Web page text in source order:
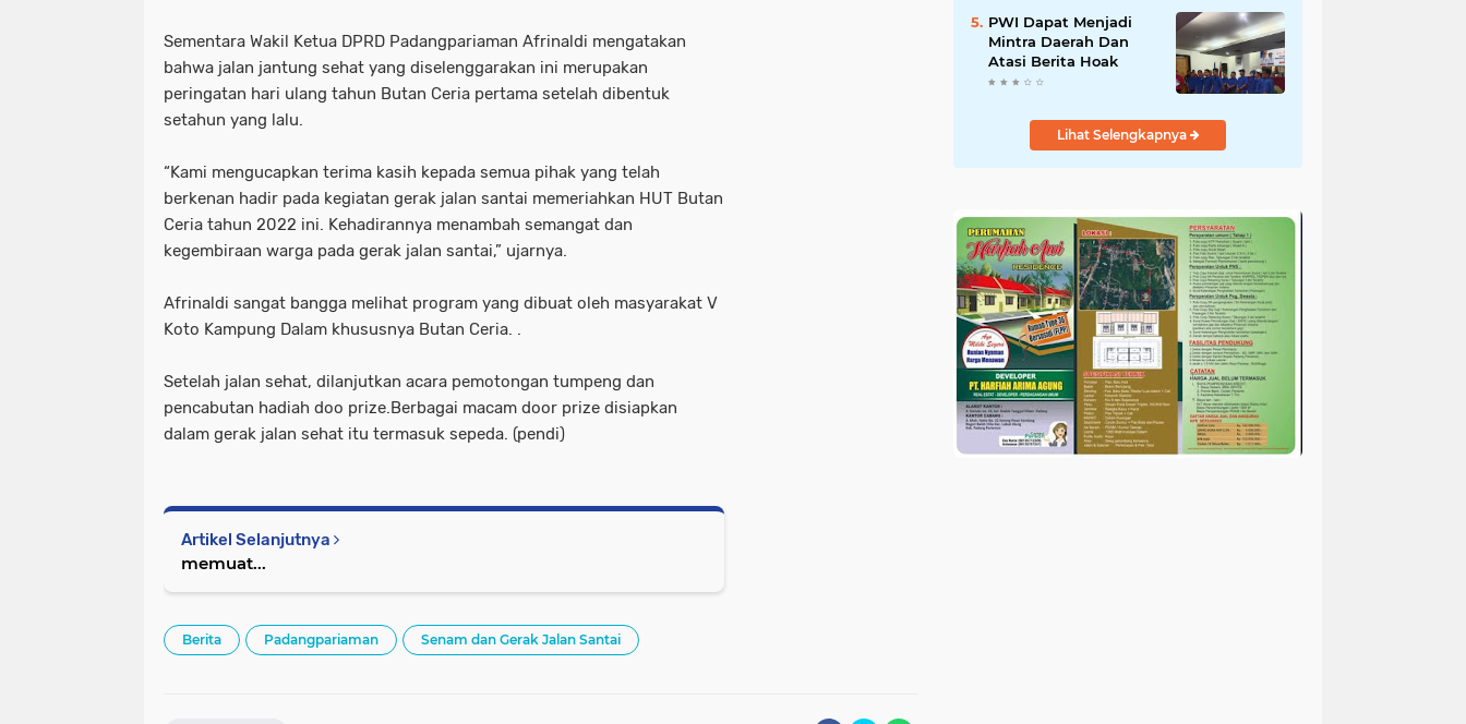
Sementara Wakil Ketua DPRD Padangpariaman Afrinaldi mengatakan
bahwa jalan jantung sehat yang diselenggarakan ini merupakan
peringatan hari ulang tahun Butan Ceria pertama setelah dibentuk
setahun yang lalu.
“Kami mengucapkan terima kasih kepada semua pihak yang telah
berkenan hadir pada kegiatan gerak jalan santai memeriahkan HUT Butan
Ceria tahun 2022 ini. Kehadirannya menambah semangat dan
kegembiraan warga pada gerak jalan santai,” ujarnya.
Afrinaldi sangat bangga melihat program yang dibuat oleh masyarakat V
Koto Kampung Dalam khususnya Butan Ceria. .
Setelah jalan sehat, dilanjutkan acara pemotongan tumpeng dan
pencabutan hadiah doo prize.Berbagai macam door prize disiapkan
dalam gerak jalan sehat itu termasuk sepeda. (pendi)
Artikel Selanjutnya
memuat...
Berita Padangpariaman Senam dan Gerak Jalan Santai
PWI Dapat Menjadi
Mintra Daerah Dan
Atasi Berita Hoak
Lihat Selengkapnya